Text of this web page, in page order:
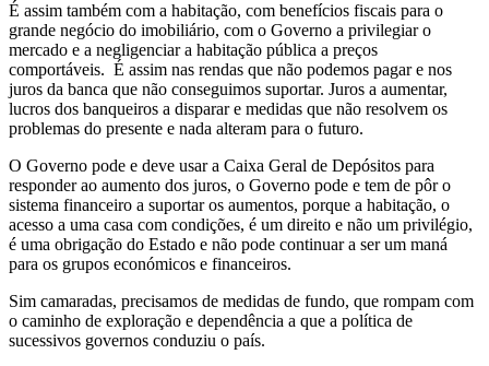
É assim também com a habitação, com benefícios fiscais para o
grande negócio do imobiliário, com o Governo a privilegiar o
mercado e a negligenciar a habitação pública a preços
comportáveis. É assim nas rendas que não podemos pagar e nos
juros da banca que não conseguimos suportar. Juros a aumentar,
lucros dos banqueiros a disparar e medidas que não resolvem os
problemas do presente e nada alteram para o futuro.
O Governo pode e deve usar a Caixa Geral de Depósitos para
responder ao aumento dos juros, o Governo pode e tem de pôr o
sistema financeiro a suportar os aumentos, porque a habitação, o
acesso a uma casa com condições, é um direito e não um privilégio,
é uma obrigação do Estado e não pode continuar a ser um maná
para os grupos económicos e financeiros.
Sim camaradas, precisamos de medidas de fundo, que rompam com
o caminho de exploração e dependência a que a política de
sucessivos governos conduziu o país.